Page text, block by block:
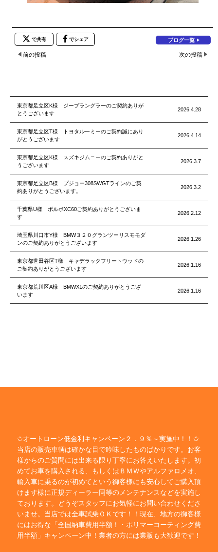
で共有 でシェア ブログ一覧
前の投稿 次の投稿
東京都足立区K様 ジープラングラーのご契約ありが
とうございます
2026.4.28
東京都足立区T様 トヨタルーミーのご契約誠にあり
がとうございます
2026.4.14
東京都足立区K様 スズキジムニーのご契約ありがと
うございます
2026.3.7
東京都足立区B様 プジョー308SWGTラインのご契
約ありがとうございます。
2026.3.2
千葉県U様 ボルボXC60ご契約ありがとうございま
す
2026.2.12
埼玉県川口市Y様 BMW３２０グランツーリスモモダ
ンのご契約ありがとうございます
2026.1.26
東京都世田谷区T様 キャデラックフリートウッドの
ご契約ありがとうございます
2026.1.16
東京都荒川区A様 BMWX1のご契約ありがとうござ
います
2026.1.16
✩オートローン低金利キャンペーン２．９％～実施中！！✩
当店の販売車輌は確かな目で吟味したものばかりです。お客
様からのご質問には出来る限り丁寧にお答えいたします。初
めてお車を購入される、もしくはＢＭＷやアルファロメオ、
輸入車に乗るのが初めてという御客様にも安心してご購入頂
けます様に正規ディーラー同等のメンテナンスなどを実施し
ております。どうぞスタッフにお気軽にお問い合わせくださ
いませ。当店では全車試乗ＯＫです！！現在、地方の御客様
にはお得な「全国納車費用半額！・ポリマーコーティング費
用半額」キャンペーン中！業者の方には業販も大歓迎です！